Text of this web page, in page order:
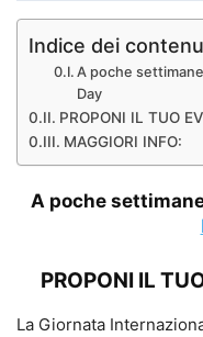
Indice dei
A poche
Day
PROPONI IL TUO
MAGGIORI INFO:
A poche
PROPONI IL
La Giornata